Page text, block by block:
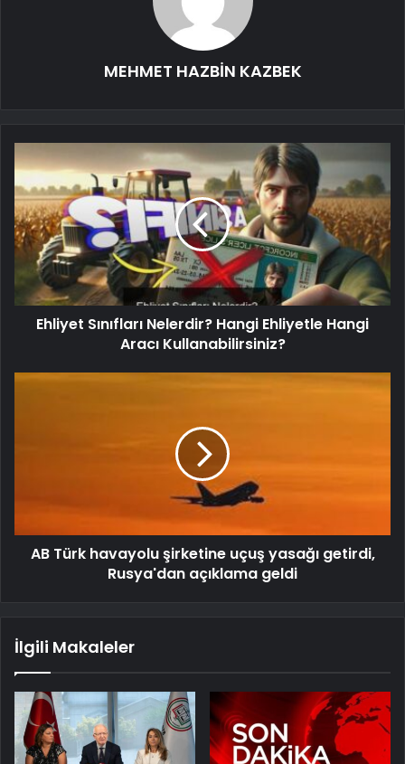
MEHMET HAZBİN KAZBEK
Ehliyet Sınıfları Nelerdir? Hangi Ehliyetle Hangi
Aracı Kullanabilirsiniz?
AB Türk havayolu şirketine uçuş yasağı getirdi,
Rusya'dan açıklama geldi
İlgili Makaleler